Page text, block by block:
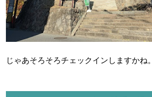
じゃあそろそろチェックインしますかね。